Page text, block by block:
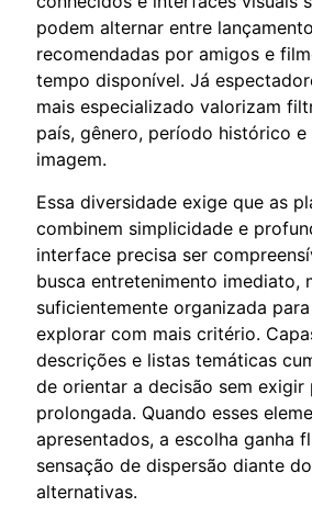
podem alternar entre
recomendadas por amigos e
tempo disponível. Já
mais especializado valorizam
país, gênero, período histórico
imagem.
Essa diversidade exige que as
combinem simplicidade e
interface precisa ser
busca entretenimento imediato,
suficientemente organizada
explorar com mais critério.
descrições e listas temáticas
de orientar a decisão sem exigir
prolongada. Quando esses
apresentados, a escolha ganha
sensação de dispersão diante
alternativas.